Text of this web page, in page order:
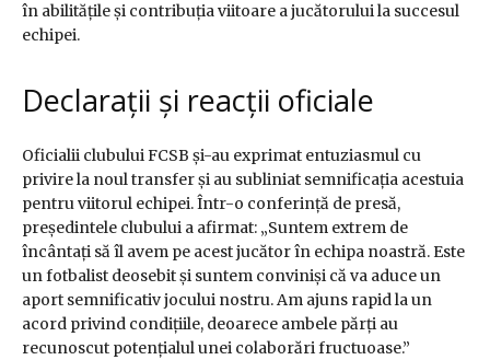
în abilitățile și contribuția viitoare a jucătorului la succesul
echipei.
Declarații și reacții oficiale
Oficialii clubului FCSB și-au exprimat entuziasmul cu
privire la noul transfer și au subliniat semnificația acestuia
pentru viitorul echipei. Într-o conferință de presă,
președintele clubului a afirmat: „Suntem extrem de
încântați să îl avem pe acest jucător în echipa noastră. Este
un fotbalist deosebit și suntem conviniși că va aduce un
aport semnificativ jocului nostru. Am ajuns rapid la un
acord privind condițiile, deoarece ambele părți au
recunoscut potențialul unei colaborări fructuoase.”